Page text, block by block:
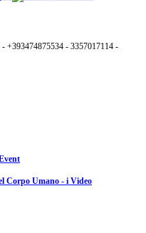
+393474875534 - 3357017114 -
Corpo Umano - i Video